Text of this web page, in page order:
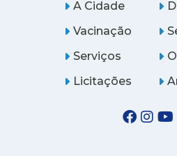
A Cidade
Vacinação
Serviços
Licitações